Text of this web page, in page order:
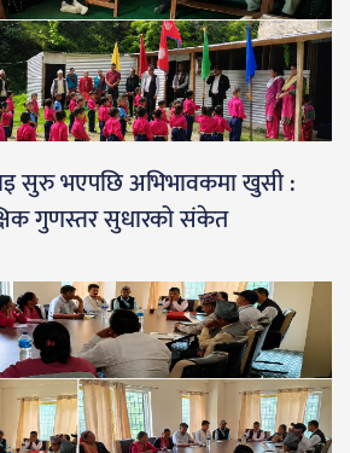
सुरु भएपछि अभिभावकमा खुसी :
गुणस्तर सुधारको संकेत